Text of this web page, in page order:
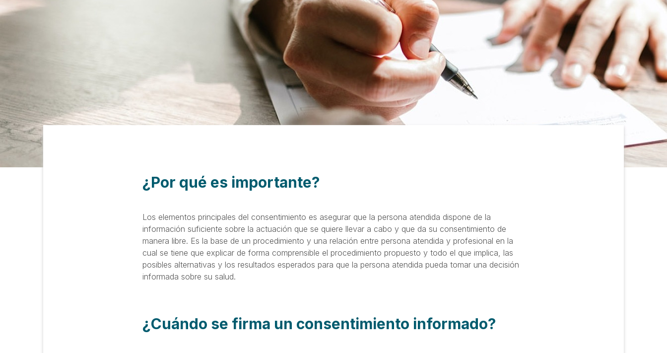
¿Por qué es importante?
Los elementos principales del consentimiento es asegurar que la persona atendida dispone de la
información suficiente sobre la actuación que se quiere llevar a cabo y que da su consentimiento de
manera libre. Es la base de un procedimiento y una relación entre persona atendida y profesional en la
cual se tiene que explicar de forma comprensible el procedimiento propuesto y todo el que implica, las
posibles alternativas y los resultados esperados para que la persona atendida pueda tomar una decisión
informada sobre su salud.
¿Cuándo se firma un consentimiento informado?